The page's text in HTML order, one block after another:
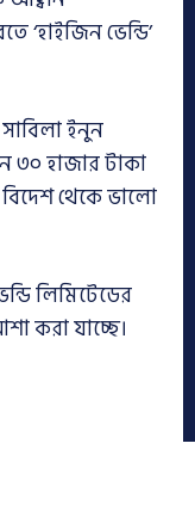
‘হাইজিন ভেন্ডি’
সাবিলা ইনুন
৩০ হাজার টাকা
বিদেশ থেকে ভালো
লিমিটেডের
করা যাচ্ছে।